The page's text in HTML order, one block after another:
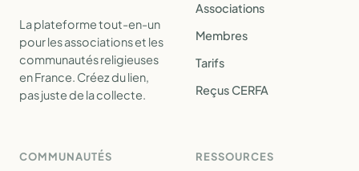
La plateforme tout-en-un
pour les associations et les
communautés religieuses
en France. Créez du lien,
pas juste de la collecte.
Associations
Membres
Tarifs
Reçus CERFA
COMMUNAUTÉS RESSOURCES